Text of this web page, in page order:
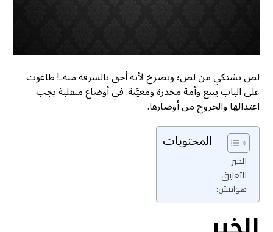
لص يشتكي من لص؛ ويصرخ لأنه أحق بالسرقة منه..! طاغوت
على الباب يبيع وأمة مخدرة ومغيَّبة. في أوضاع منقلبة يجب
اعتدالها والخروج من أوضارها.
المحتويات
الخبر
التعليق
هوامش: